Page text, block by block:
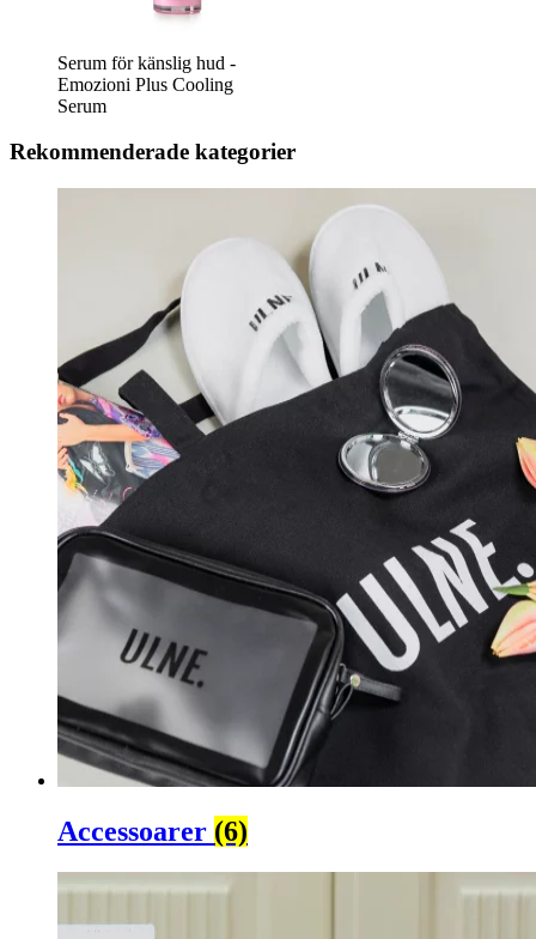
Serum för känslig hud -
Emozioni Plus Cooling
Serum
Rekommenderade kategorier
Accessoarer (6)